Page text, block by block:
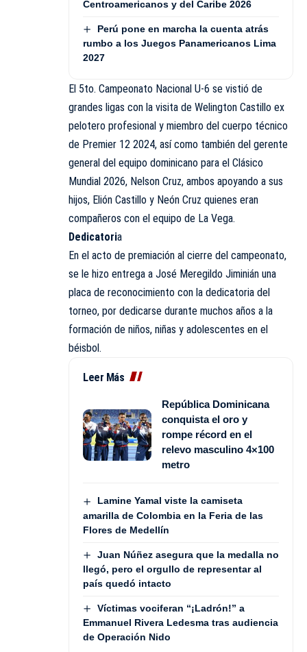
Centroamericanos y del Caribe 2026
Perú pone en marcha la cuenta atrás
rumbo a los Juegos Panamericanos Lima
2027
El 5to. Campeonato Nacional U-6 se vistió de
grandes ligas con la visita de Welington Castillo ex
pelotero profesional y miembro del cuerpo técnico
de Premier 12 2024, así como también del gerente
general del equipo dominicano para el Clásico
Mundial 2026, Nelson Cruz, ambos apoyando a sus
hijos, Elión Castillo y Neón Cruz quienes eran
compañeros con el equipo de La Vega.
Dedicatoria
En el acto de premiación al cierre del campeonato,
se le hizo entrega a José Meregildo Jiminián una
placa de reconocimiento con la dedicatoria del
torneo, por dedicarse durante muchos años a la
formación de niños, niñas y adolescentes en el
béisbol.
Leer Más
República Dominicana
conquista el oro y
rompe récord en el
relevo masculino 4×100
metro
Lamine Yamal viste la camiseta
amarilla de Colombia en la Feria de las
Flores de Medellín
Juan Núñez asegura que la medalla no
llegó, pero el orgullo de representar al
país quedó intacto
Víctimas vociferan “¡Ladrón!” a
Emmanuel Rivera Ledesma tras audiencia
de Operación Nido